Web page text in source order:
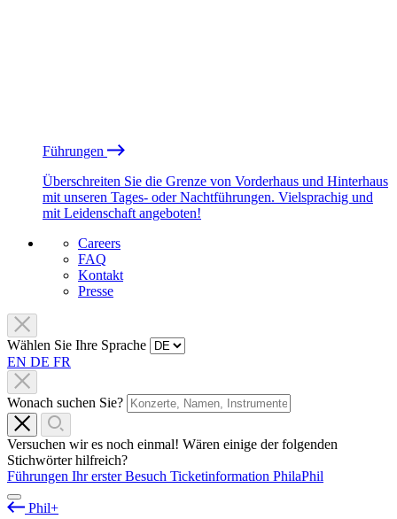
Führungen
Überschreiten Sie die Grenze von Vorderhaus und Hinterhaus
mit unseren Tages- oder Nachtführungen. Vielsprachig und
mit Leidenschaft angeboten!
Careers
FAQ
Kontakt
Presse
Wählen Sie Ihre Sprache
EN DE FR
Wonach suchen Sie?
Versuchen wir es noch einmal! Wären einige der folgenden
Stichwörter hilfreich?
Führungen Ihr erster Besuch Ticketinformation PhilaPhil
Phil+